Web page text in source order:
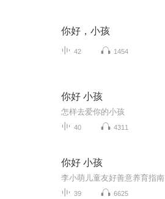
你好，小孩
42 1454
你好 小孩
怎样去爱你的小孩
40 4311
你好 小孩
李小萌儿童友好善意养育指南
39 6625